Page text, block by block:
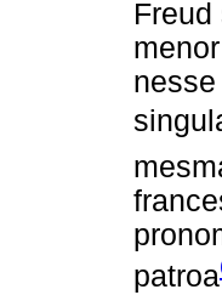
patroa